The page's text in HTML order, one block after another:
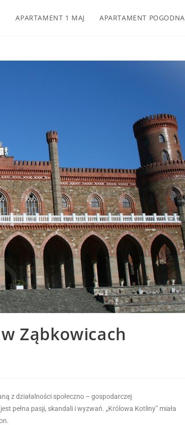
APARTAMENT 1 MAJ APARTAMENT POGODNA
Ząbkowicach
z działalności społeczno – gospodarczej
pełna pasji, skandali i wyzwań. „Królowa Kotliny” miała